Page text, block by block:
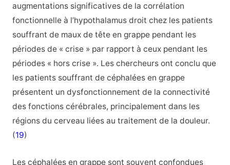
augmentations significatives de la corrélation
fonctionnelle à l’hypothalamus droit chez les patients
souffrant de maux de tête en grappe pendant les
périodes de « crise » par rapport à ceux pendant les
périodes « hors crise ». Les chercheurs ont conclu que
les patients souffrant de céphalées en grappe
présentent un dysfonctionnement de la connectivité
des fonctions cérébrales, principalement dans les
régions du cerveau liées au traitement de la douleur.
(19)
Les céphalées en grappe sont souvent confondues